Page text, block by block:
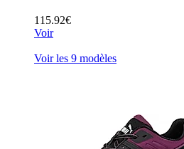
115.92€
Voir
Voir les 9 modèles